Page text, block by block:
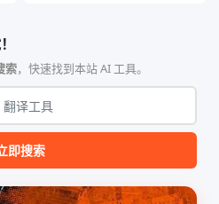
纯 Python 标准库编写，用户
无需安装...
索，快速找到本站 AI 工具。
即搜索